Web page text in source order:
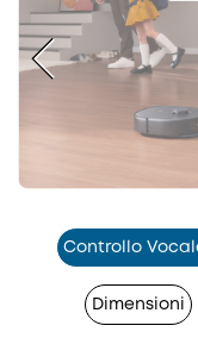
Controllo
Dimensioni